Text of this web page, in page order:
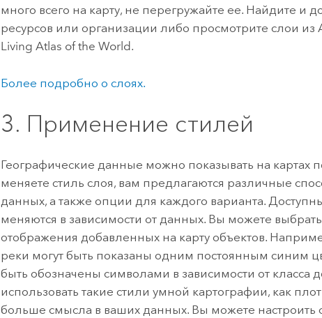
много всего на карту, не перегружайте ее. Найдите и
ресурсов или организации либо просмотрите слои из
Living Atlas of the World.
Более подробно о слоях.
3. Применение стилей
Географические данные можно показывать на картах
меняете стиль слоя, вам предлагаются различные
данных, а также опции для каждого варианта.
меняются в зависимости от данных. Вы можете
отображения добавленных на карту объектов.
реки могут быть показаны одним постоянным синим
быть обозначены символами в зависимости от класса
использовать такие стили умной картографии, как
больше смысла в ваших данных. Вы можете настроить